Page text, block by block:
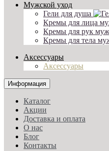
Мужской уход
Гели для душа
Кремы для лица
Кремы для рук
Кремы для тела
Аксессуары
Аксессуары
Информация
Каталог
Акции
Доставка и оплата
О нас
Блог
Контакты